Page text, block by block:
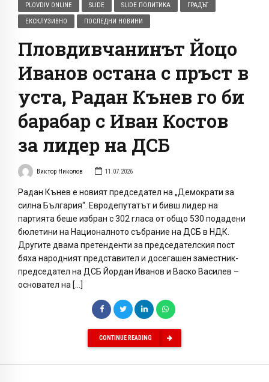
PLOVDIV ONLINE SLIDE SLIDE ПОЛИТИКА ГРАДЪТ
ЕКСКЛУЗИВНО ПОСЛЕДНИ НОВИНИ
Пловдивчанинът Йоцо
Иванов остана с пръст в
уста, Радан Кънев го би
барабар с Иван Костов
за лидер на ДСБ
Виктор Николов 11.07.2026
Радан Кънев е новият председател на „Демократи за
силна България“. Евродепутатът и бивш лидер на
партията беше избран с 302 гласа от общо 530 подадени
бюлетини на Националното събрание на ДСБ в НДК.
Другите двама претенденти за председателския пост
бяха народният представител и досегашен заместник-
председател на ДСБ Йордан Иванов и Васко Василев –
основател на […]
CONTINUE READING